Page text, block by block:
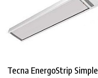
Tecna EnergoStrip Simple